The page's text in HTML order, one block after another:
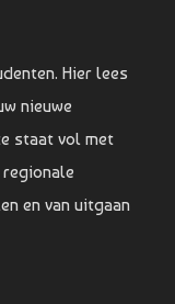
Hier lees
nieuwe
staat vol met
en van uitgaan